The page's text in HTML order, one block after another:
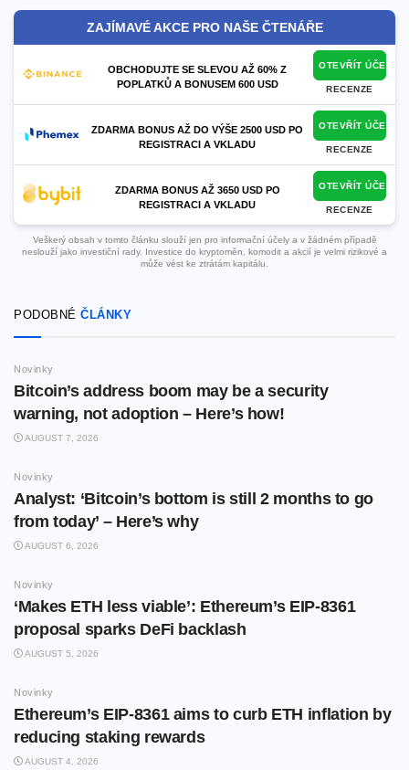
ZAJÍMAVÉ AKCE PRO NAŠE ČTENÁŘE
OBCHODUJTE SE SLEVOU AŽ 60% Z
POPLATKŮ A BONUSEM 600 USD
OTEVŘÍT ÚČET
RECENZE
ZDARMA BONUS AŽ DO VÝŠE 2500 USD PO
REGISTRACI A VKLADU
OTEVŘÍT ÚČET
RECENZE
ZDARMA BONUS AŽ 3650 USD PO
REGISTRACI A VKLADU
OTEVŘÍT ÚČET
RECENZE
Veškerý obsah v tomto článku slouží jen pro informační účely a v žádném případě
neslouží jako investiční rady. Investice do kryptoměn, komodit a akcií je velmi rizikové a
může vést ke ztrátám kapitálu.
PODOBNÉ ČLÁNKY
Novinky
Bitcoin’s address boom may be a security
warning, not adoption – Here’s how!
AUGUST 7, 2026
Novinky
Analyst: ‘Bitcoin’s bottom is still 2 months to go
from today’ – Here’s why
AUGUST 6, 2026
Novinky
‘Makes ETH less viable’: Ethereum’s EIP-8361
proposal sparks DeFi backlash
AUGUST 5, 2026
Novinky
Ethereum’s EIP-8361 aims to curb ETH inflation by
reducing staking rewards
AUGUST 4, 2026